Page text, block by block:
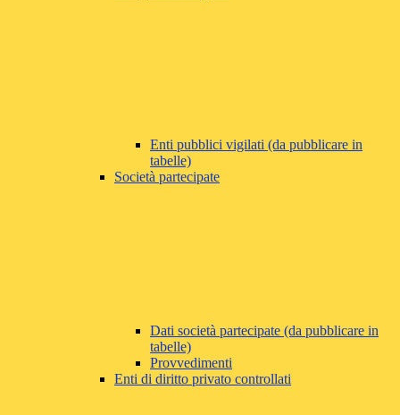
Enti pubblici vigilati (da pubblicare in
tabelle)
Società partecipate
Dati società partecipate (da pubblicare in
tabelle)
Provvedimenti
Enti di diritto privato controllati